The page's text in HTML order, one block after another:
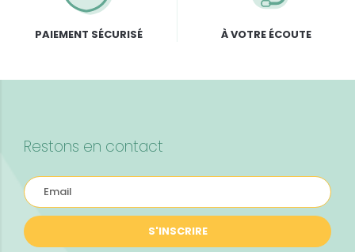
PAIEMENT SÉCURISÉ À VOTRE ÉCOUTE
Restons en contact
S'INSCRIRE